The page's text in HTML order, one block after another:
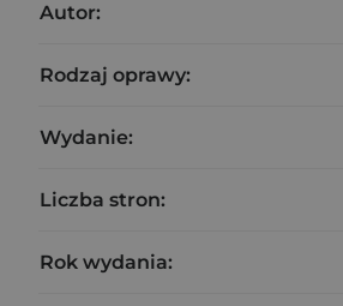
Autor:
Rodzaj oprawy:
Wydanie:
Liczba stron:
Rok wydania: